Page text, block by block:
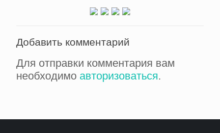
Добавить комментарий
Для отправки комментария вам
необходимо авторизоваться.